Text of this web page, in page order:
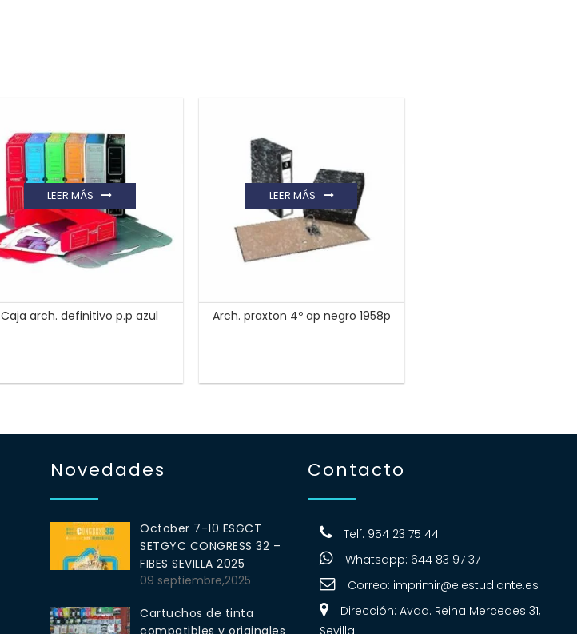
Caja arch. definitivo p.p azul
LEER MÁS
Arch. praxton 4º ap negro 1958p
LEER MÁS
Novedades
October 7-10 ESGCT
SETGYC CONGRESS 32 –
FIBES SEVILLA 2025
09 septiembre,2025
Cartuchos de tinta
Contacto
Telf: 954 23 75 44
Whatsapp: 644 83 97 37
Correo: imprimir@elestudiante.es
Dirección: Avda. Reina Mercedes 31,